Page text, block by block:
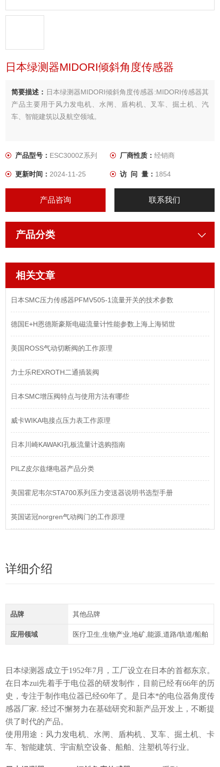
日本绿测器MIDORI倾斜角度传感器
简要描述： 日本绿测器MIDORI倾斜角度传感器:MIDORI传感器其
产品主要用于风力发电机、水闸、盾构机、叉车、掘土机、汽
车、智能建筑以及航空领域。
产品型号： ESC3000Z系列 厂商性质： 经销商
更新时间：2024-11-25 访 问 量： 1854
产品咨询 联系我们
产品分类
相关文章
日本SMC压力传感器PFMV505-1流量开关的技术参数
德国E+H恩德斯豪斯电磁流量计性能参数上海上海韬世
美国ROSS气动切断阀的工作原理
力士乐REXROTH二通插装阀
日本SMC增压阀特点与使用方法有哪些
威卡WIKA电接点压力表工作原理
日本川崎KAWAKI孔板流量计选购指南
PILZ皮尔兹继电器产品分类
美国霍尼韦尔STA700系列压力变送器说明书选型手册
英国诺冠norgren气动阀门的工作原理
详细介绍
品牌 其他品牌
应用领域 医疗卫生,生物产业,地矿,能源,道路/轨道/船舶
日本绿测器成立于1952年7月，工厂设立在日本的首都东京。
在日本zui先着手于电位器的研发制作，目前已经有66年的历
史，专注于制作电位器已经60年了。是日本*的电位器角度传
感器厂家. 经过不懈努力在基础研究和新产品开发上，不断提
供了时代的产品。
使用用途：风力发电机、水闸、盾构机、叉车、掘土机、卡
车、智能建筑、宇宙航空设备、船舶、注塑机等行业。